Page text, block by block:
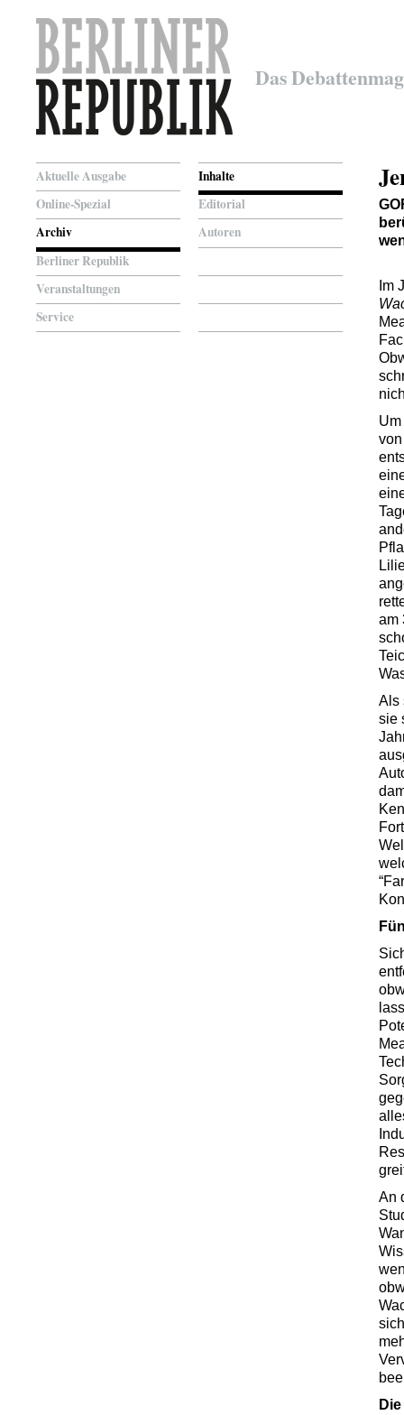
Das
Aktuelle Ausgabe
Online-Spezial
Archiv
Berliner Republik
Veranstaltungen
Service
Inhalte
Editorial
Autoren
Im
am
Als
sie
An